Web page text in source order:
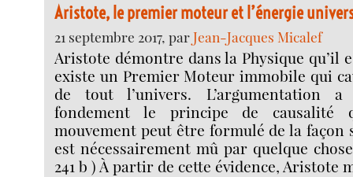
Aristote, le premier moteur et l’énergie
21 septembre 2017, parJean-Jacques Micalef
Aristote démontre dans la Physique qu’il
existe un Premier Moteur immobile qui
de tout l’univers. L’argumentation
fondement le principe de causalité
mouvement peut être formulé de la façon
est nécessairement mû par quelque
241 b ) À partir de cette évidence, Aristote